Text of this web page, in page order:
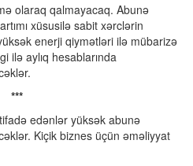
olaraq qalmayacaq. Abunə
xüsusilə sabit xərclərin
enerji qiymətləri ilə mübarizə
ilə aylıq hesablarında
***
edənlər yüksək abunə
Kiçik biznes üçün əməliyyat